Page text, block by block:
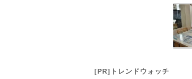
[PR]トレンドウォッチ